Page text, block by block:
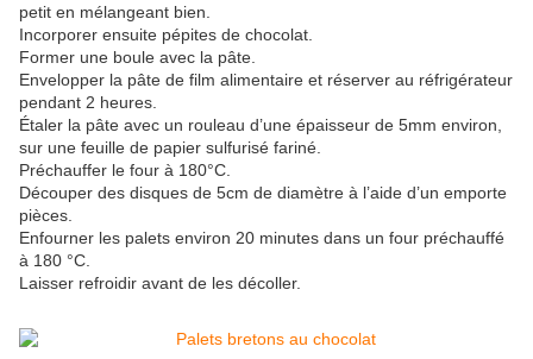
petit en mélangeant bien.
Incorporer ensuite pépites de chocolat.
Former une boule avec la pâte.
Envelopper la pâte de film alimentaire et réserver au réfrigérateur
pendant 2 heures.
Étaler la pâte avec un rouleau d’une épaisseur de 5mm environ,
sur une feuille de papier sulfurisé fariné.
Préchauffer le four à 180°C.
Découper des disques de 5cm de diamètre à l’aide d’un emporte
pièces.
Enfourner les palets environ 20 minutes dans un four préchauffé
à 180 °C.
Laisser refroidir avant de les décoller.